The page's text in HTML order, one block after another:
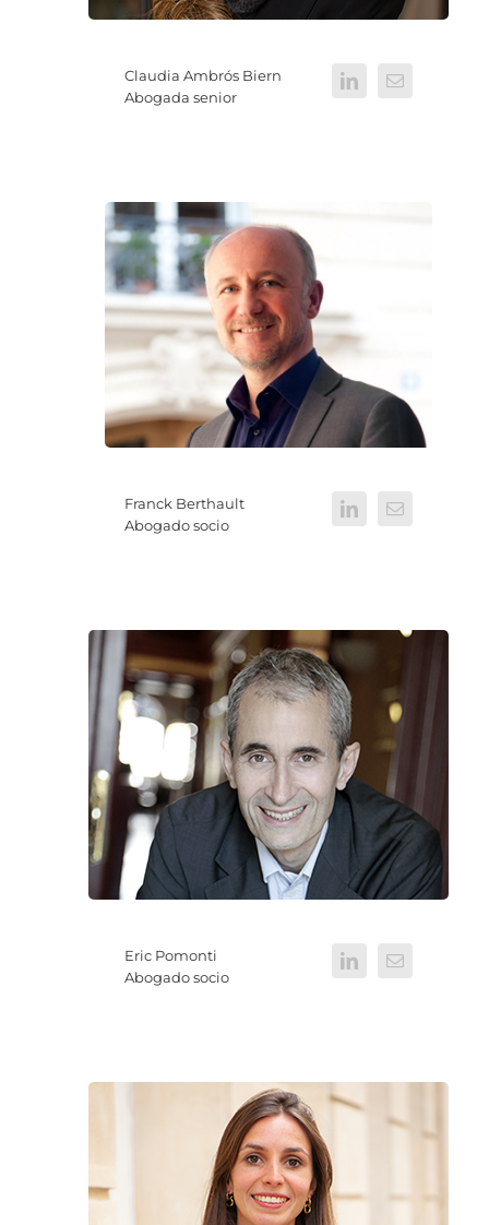
Claudia Ambrós Biern
Abogada senior
Franck Berthault
Abogado socio
Eric Pomonti
Abogado socio